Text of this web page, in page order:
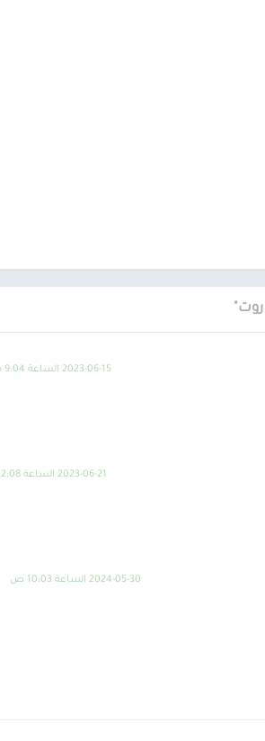
2023-06-15 الساعة 9:04 ص
2023-06-21 الساعة 12:08 م
2024-05-30 الساعة 10:03 ص